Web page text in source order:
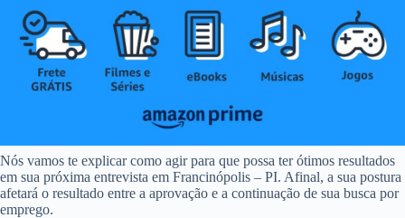
Nós vamos te explicar como agir para que possa ter ótimos resultados
em sua próxima entrevista em Francinópolis – PI. Afinal, a sua postura
afetará o resultado entre a aprovação e a continuação de sua busca por
emprego.